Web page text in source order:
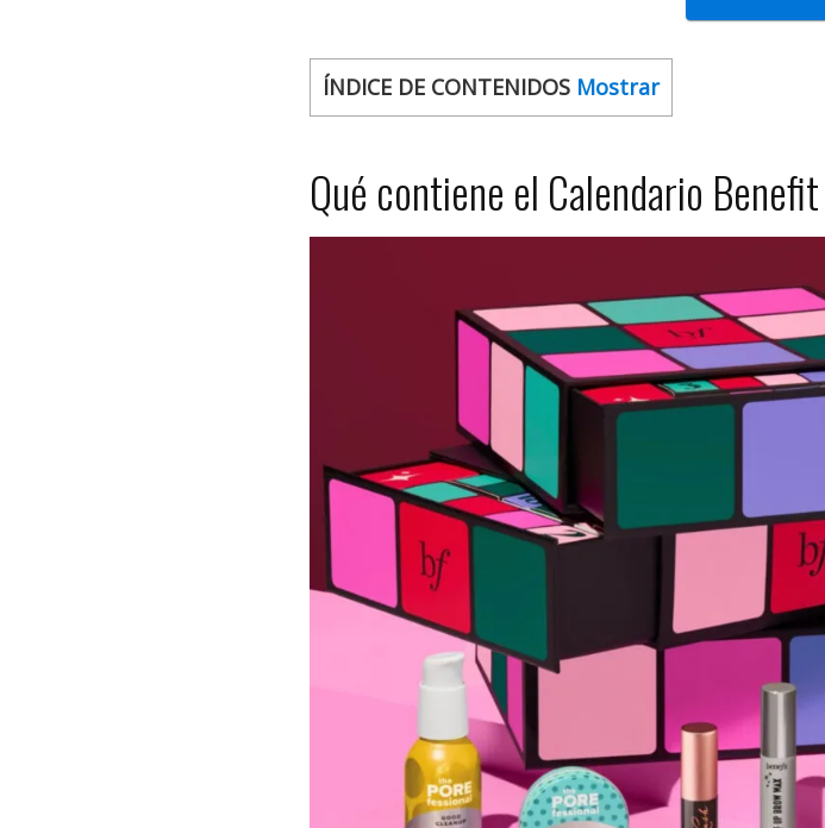
ÍNDICE DE CONTENIDOS Mostrar
Qué contiene el Calendario